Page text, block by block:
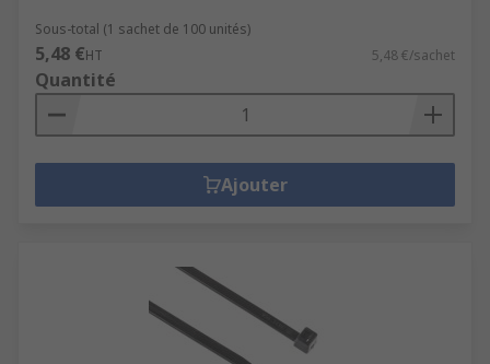
Sous-total (1 sachet de 100 unités)
5,48 €HT 5,48 €/sachet
Quantité
Ajouter